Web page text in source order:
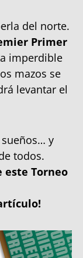
del norte.
Primer
imperdible
mazos se
levantar el
y
todos.
este Torneo